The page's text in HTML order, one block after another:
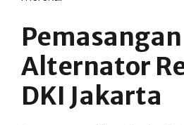
Pemasangan
Alternator
DKI Jakarta